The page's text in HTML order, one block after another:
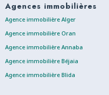
Agences immobilières
Agence immobilière Alger
Agence immobilière Oran
Agence immobilière Annaba
Agence immobilière Béjaia
Agence immobilière Blida